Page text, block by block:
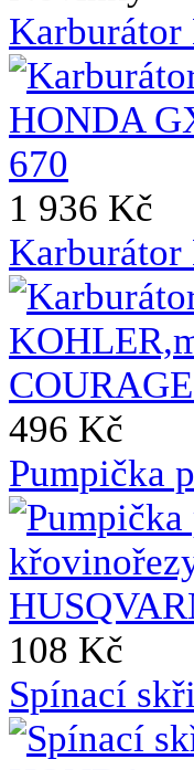
1 936 Kč
496 Kč
Pumpička
108 Kč
Spínací